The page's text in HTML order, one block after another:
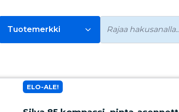
Tuotemerkki
ELO-ALE!